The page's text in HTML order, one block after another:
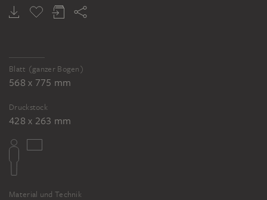
Blatt (ganzer Bogen)
568 x 775 mm
Druckstock
428 x 263 mm
Material und Technik